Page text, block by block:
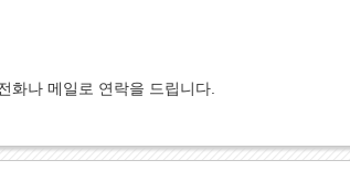
화나 메일로 연락을 드립니다.